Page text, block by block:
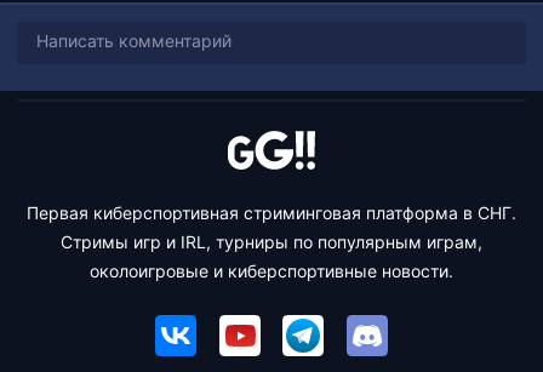
Написать комментарий
Первая киберспортивная стриминговая платформа в СНГ.
Стримы игр и IRL, турниры по популярным играм,
околоигровые и киберспортивные новости.